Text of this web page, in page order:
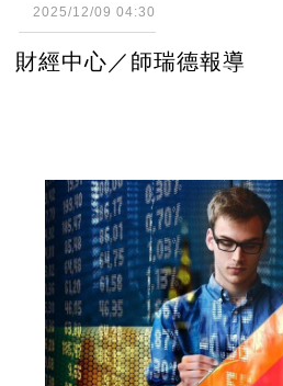
2025/12/09 04:30
財經中心／師瑞德報導